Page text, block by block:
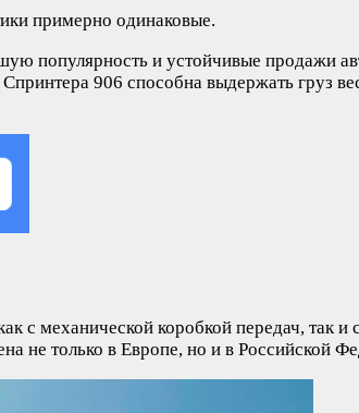
примерно одинаковые.
популярность и устойчивые продажи
906 способна выдержать груз
с механической коробкой передач,
не только в Европе, но и в Российской